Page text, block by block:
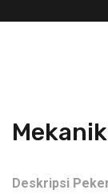
Mekanik
Deskripsi